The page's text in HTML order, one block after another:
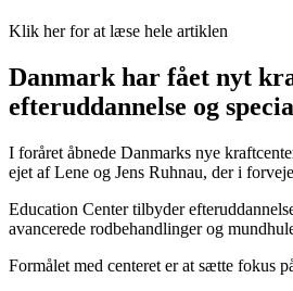
Klik her for at læse hele artiklen
Danmark har fået nyt
efteruddannelse og
I foråret åbnede Danmarks nye
ejet af Lene og Jens Ruhnau, der i
Education Center tilbyder
avancerede rodbehandlinger og
Formålet med centeret er at sætte fokus